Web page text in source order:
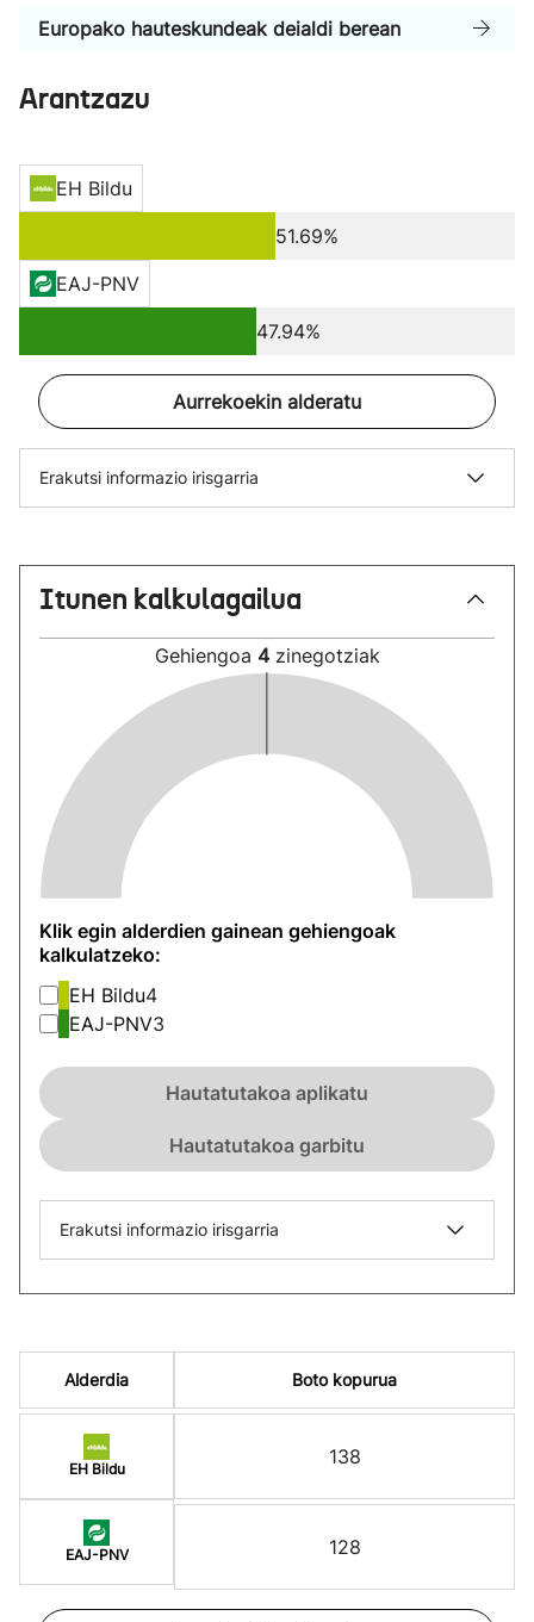
Europako hauteskundeak deialdi berean
Arantzazu
EH Bildu
51.69%
EAJ-PNV
47.94%
Aurrekoekin alderatu
Erakutsi informazio irisgarria
Itunen kalkulagailua
Gehiengoa 4 zinegotziak
Klik egin alderdien gainean gehiengoak
kalkulatzeko:
EH Bildu4
EAJ-PNV3
Hautatutakoa aplikatu
Hautatutakoa garbitu
Erakutsi informazio irisgarria
Alderdia
EH Bildu
EAJ-PNV
Boto kopurua
138
128